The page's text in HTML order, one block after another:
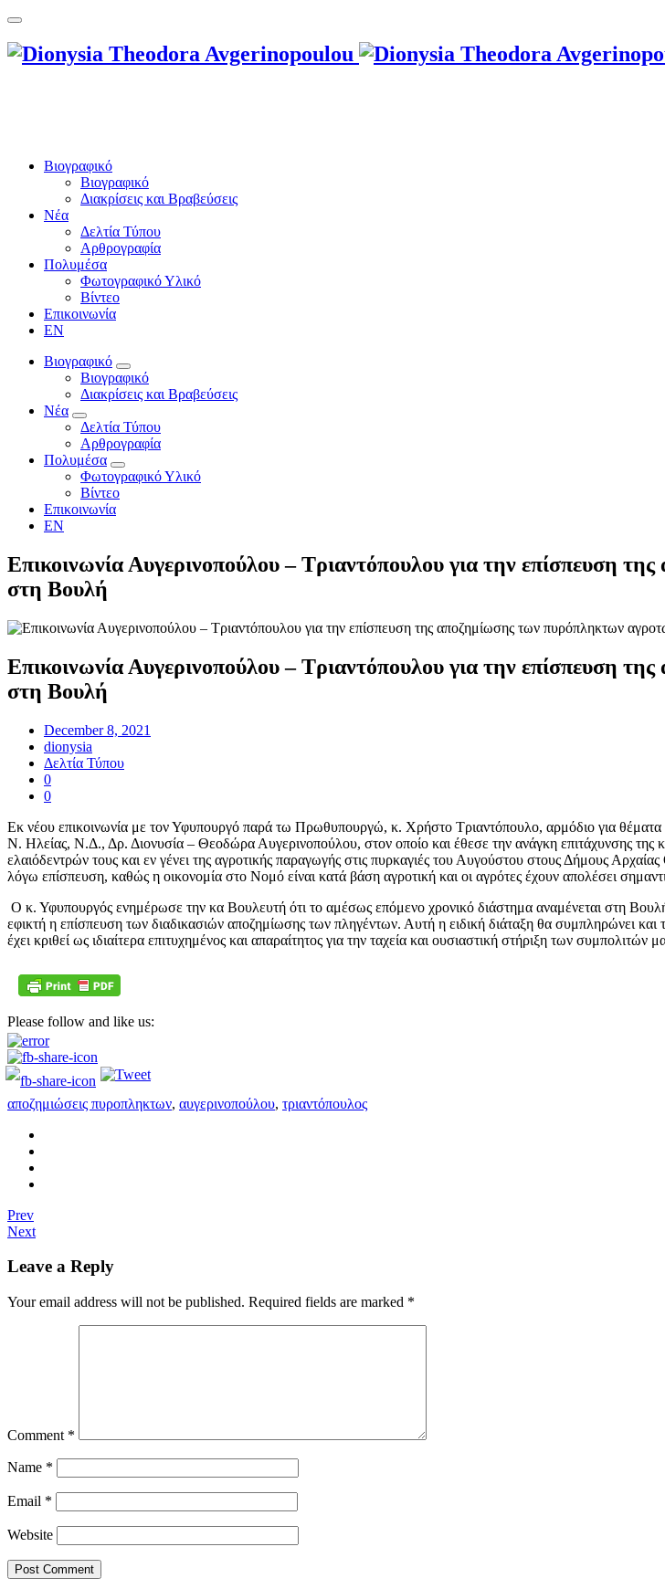
Βιογραφικό
Βιογραφικό
Διακρίσεις και Βραβεύσεις
Νέα
Δελτία Τύπου
Αρθρογραφία
Πολυμέσα
Φωτογραφικό Υλικό
Βίντεο
Επικοινωνία
EN
Βιογραφικό
Βιογραφικό
Διακρίσεις και Βραβεύσεις
Νέα
Δελτία Τύπου
Αρθρογραφία
Πολυμέσα
Φωτογραφικό Υλικό
Βίντεο
Επικοινωνία
EN
Επικοινωνία Αυγερινοπούλου – Τριαντόπουλου για την επίσπευση
στη Βουλή
Επικοινωνία Αυγερινοπούλου – Τριαντόπουλου για την επίσπευση
στη Βουλή
December 8, 2021
dionysia
Δελτία Τύπου
0
0
Εκ νέου επικοινωνία με τον Υφυπουργό παρά τω Πρωθυπουργώ, κ. Χρήστο Τριαντόπουλο, αρμόδιο για
Ν. Ηλείας, Ν.Δ., Δρ. Διονυσία – Θεοδώρα Αυγερινοπούλου, στον οποίο και έθεσε την ανάγκη επιτάχυνσης της
ελαιόδεντρών τους και εν γένει της αγροτικής παραγωγής στις πυρκαγιές του Αυγούστου στους Δήμους
λόγω επίσπευση, καθώς η οικονομία στο Νομό είναι κατά βάση αγροτική και οι αγρότες έχουν απολέσει
Ο κ. Υφυπουργός ενημέρωσε την κα Βουλευτή ότι το αμέσως επόμενο χρονικό διάστημα αναμένεται στη
εφικτή η επίσπευση των διαδικασιών αποζημίωσης των πληγέντων. Αυτή η ειδική διάταξη θα συμπληρώνει και
έχει κριθεί ως ιδιαίτερα επιτυχημένος και απαραίτητος για την ταχεία και ουσιαστική στήριξη των
Please follow and like us:
αποζημιώσεις πυροπληκτων, αυγερινοπούλου, τριαντόπουλος
Prev
Next
Leave a Reply
Your email address will not be published. Required fields are marked *
Comment *
Name *
Email *
Website